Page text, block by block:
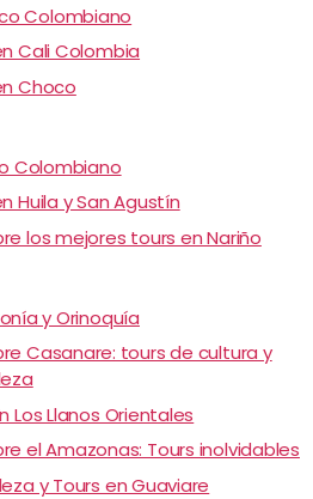
Colombiano
Cali Colombia
Choco
Colombiano
Huila y San Agustín
los mejores tours en Nariño
y Orinoquía
Casanare: tours de cultura y
Los Llanos Orientales
el Amazonas: Tours inolvidables
y Tours en Guaviare